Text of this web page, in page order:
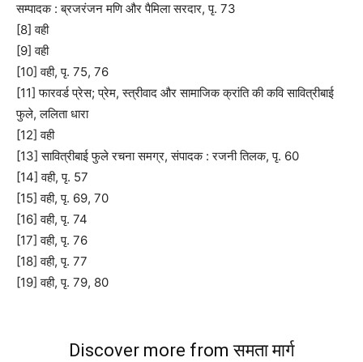
सम्पादक : ब्रजरंजन मणि और पैमिला सरदार, पृ. 73
[8] वही
[9] वही
[10] वही, पृ. 75, 76
[11] फारवर्ड प्रेस; प्रेम, स्त्रीवाद और सामाजिक क्रांति की कवि सावित्रीबाई
फुले, ललिता धारा
[12] वही
[13] सावित्रीबाई फुले रचना समग्र, संपादक : रजनी तिलक, पृ. 60
[14] वही, पृ. 57
[15] वही, पृ. 69, 70
[16] वही, पृ. 74
[17] वही, पृ. 76
[18] वही, पृ. 77
[19] वही, पृ. 79, 80
Discover more from समता मार्ग